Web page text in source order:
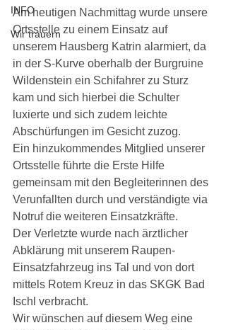
INFO
Wir trauern
Am heutigen Nachmittag wurde unsere
Ortsstelle zu einem Einsatz auf
unserem Hausberg Katrin alarmiert, da
in der S-Kurve oberhalb der Burgruine
Wildenstein ein Schifahrer zu Sturz
kam und sich hierbei die Schulter
luxierte und sich zudem leichte
Abschürfungen im Gesicht zuzog.
Ein hinzukommendes Mitglied unserer
Ortsstelle führte die Erste Hilfe
gemeinsam mit den Begleiterinnen des
Verunfallten durch und verständigte via
Notruf die weiteren Einsatzkräfte.
Der Verletzte wurde nach ärztlicher
Abklärung mit unserem Raupen-
Einsatzfahrzeug ins Tal und von dort
mittels Rotem Kreuz in das SKGK Bad
Ischl verbracht.
Wir wünschen auf diesem Weg eine